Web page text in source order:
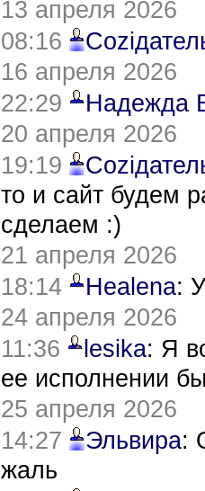
13 апреля 2026
08:16
16 апреля 2026
22:29
Надежда
20 апреля 2026
19:19
то и сайт будем
сделаем :)
21 апреля 2026
18:14
Healena:
24 апреля 2026
11:36
lesika: Я
ее исполнении
25 апреля 2026
14:27
Эльвира:
жаль